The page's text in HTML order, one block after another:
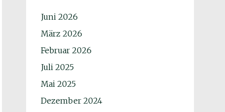
Juni 2026
März 2026
Februar 2026
Juli 2025
Mai 2025
Dezember 2024